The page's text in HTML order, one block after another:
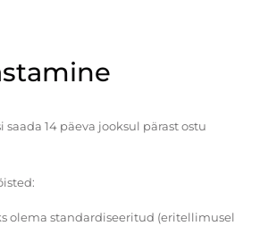
saada 14 päeva jooksul pärast ostu
olema standardiseeritud (eritellimusel